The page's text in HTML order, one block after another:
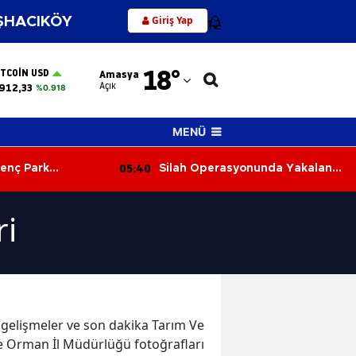
Giriş Yap 12
USD
%0.918
Amasya
Açık 18°
Adana
Adıyaman
Ağrı
Amasya
Artvin
Balıkesir
MENÜ
Park
05:40
Silah Operasyonunda Yakalanan
ve son dakika Tarım Ve
Orman İl Müdürlüğü fotoğrafları